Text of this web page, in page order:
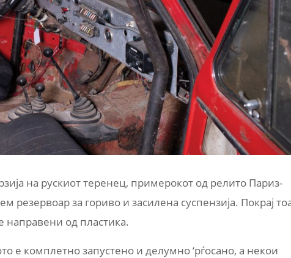
на рускиот теренец, примерокот од релито Париз-
резервоар за гориво и засилена суспензија. Покрај
направени од пластика.
е комплетно запустено и делумно ‘рѓосано, а некои